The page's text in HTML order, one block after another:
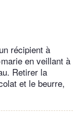
récipient à
en veillant à
Retirer la
et le beurre,